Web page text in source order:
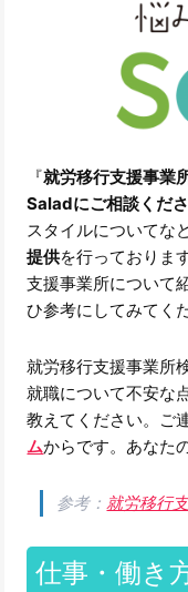
『就労移行支援事業
Saladにご相談くだ
スタイルについてな
提供を行っております
支援事業所について
ひ参考にしてみてく
就労移行支援事業所
就職について不安な
教えてください。ご
ムからです。あなた
参考：就労移行
仕事・働き